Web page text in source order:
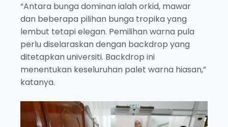
“Antara bunga dominan ialah orkid, mawar
dan beberapa pilihan bunga tropika yang
lembut tetapi elegan. Pemilihan warna pula
perlu diselaraskan dengan backdrop yang
ditetapkan universiti. Backdrop ini
menentukan keseluruhan palet warna hiasan,”
katanya.